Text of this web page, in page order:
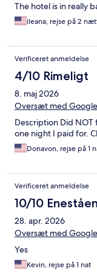
The hotel is in really
ileana, rejse på 2
Verificeret anmeldelse
4/10 Rimeligt
8. maj 2026
Oversæt med Google
Description Did
one night I paid for.
Donavon, rejse på 1
Verificeret anmeldelse
10/10
28. apr. 2026
Oversæt med Google
Yes
Kevin, rejse på 1 nat